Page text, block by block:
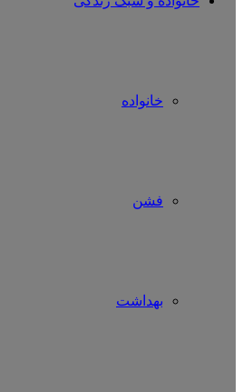
خانواده
فشن
بهداشت